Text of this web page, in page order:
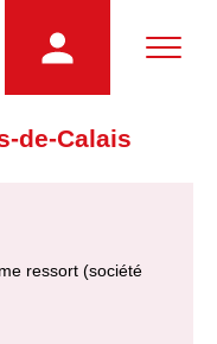
de-Calais
ressort (société